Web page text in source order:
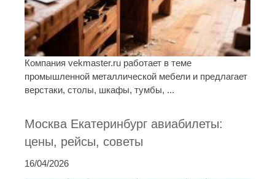
Компания vekmaster.ru работает в теме
промышленной металлической мебели и предлагает
верстаки, столы, шкафы, тумбы, ...
Москва Екатеринбург авиабилеты:
цены, рейсы, советы
16/04/2026